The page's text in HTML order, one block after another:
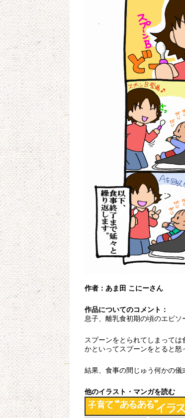
作者：あま田 こにーさん
作品についてのコメント：
息子、離乳食初期の頃のエピソ
スプーンをとられてしまっては
かといってスプーンをとると怒
結果、食事の間じゅう何かの
他のイラスト・マンガを読む